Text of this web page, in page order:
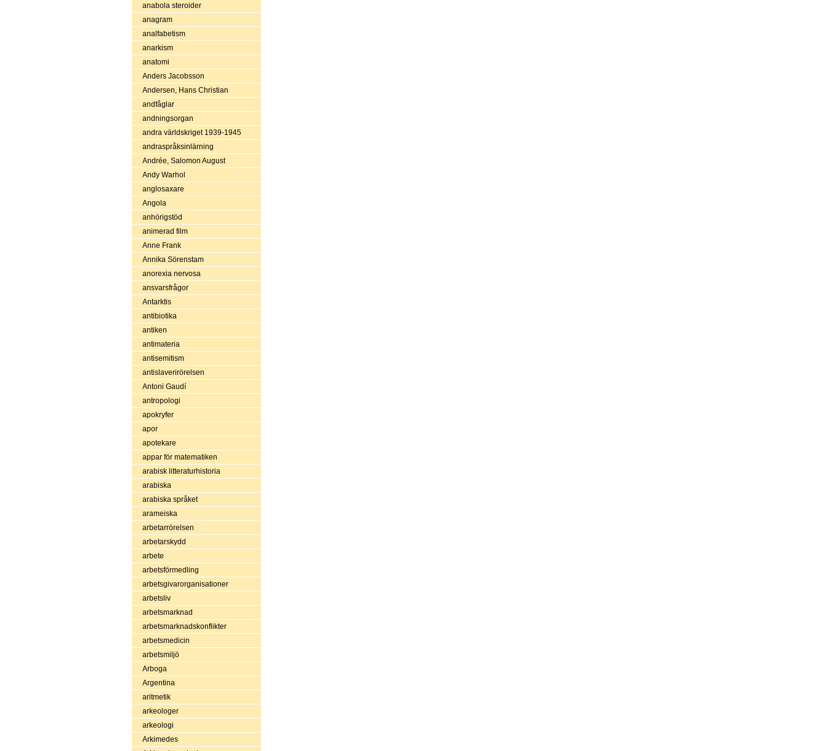
anabola steroider
anagram
analfabetism
anarkism
anatomi
Anders Jacobsson
Andersen, Hans Christian
andfåglar
andningsorgan
andra världskriget 1939-1945
andraspråksinlärning
Andrée, Salomon August
Andy Warhol
anglosaxare
Angola
anhörigstöd
animerad film
Anne Frank
Annika Sörenstam
anorexia nervosa
ansvarsfrågor
Antarktis
antibiotika
antiken
antimateria
antisemitism
antislaverirörelsen
Antoni Gaudí
antropologi
apokryfer
apor
apotekare
appar för matematiken
arabisk litteraturhistoria
arabiska
arabiska språket
arameiska
arbetarrörelsen
arbetarskydd
arbete
arbetsförmedling
arbetsgivarorganisationer
arbetsliv
arbetsmarknad
arbetsmarknadskonflikter
arbetsmedicin
arbetsmiljö
Arboga
Argentina
aritmetik
arkeologer
arkeologi
Arkimedes